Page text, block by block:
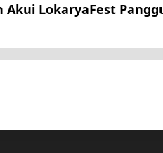
LokaryaFest